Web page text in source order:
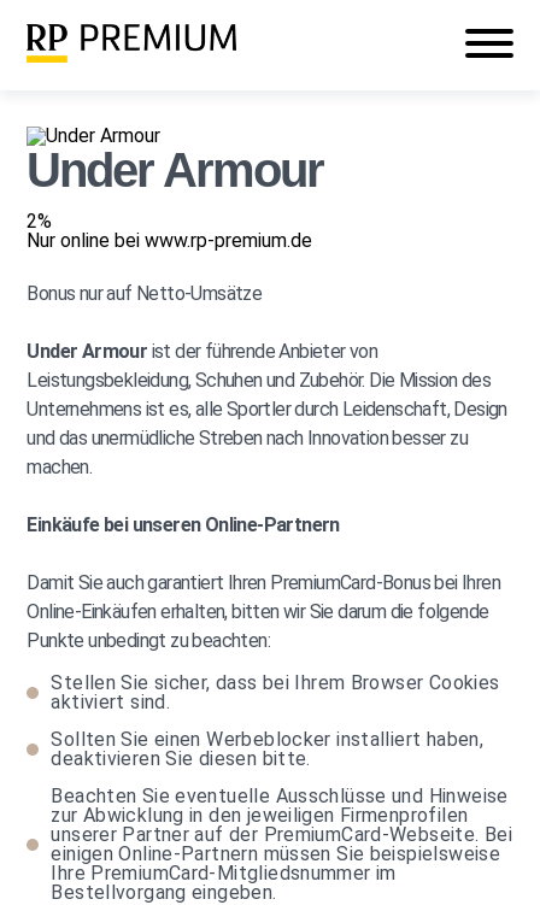
Login
Under Armour
2%
Nur online bei www.rp-premium.de
Bonus nur auf Netto-Umsätze
Under Armour ist der führende Anbieter von
Leistungsbekleidung, Schuhen und Zubehör. Die Mission des
Unternehmens ist es, alle Sportler durch Leidenschaft, Design
und das unermüdliche Streben nach Innovation besser zu
machen.
Einkäufe bei unseren Online-Partnern
Damit Sie auch garantiert Ihren PremiumCard-Bonus bei Ihren
Online-Einkäufen erhalten, bitten wir Sie darum die folgende
Punkte unbedingt zu beachten:
Stellen Sie sicher, dass bei Ihrem Browser Cookies
aktiviert sind.
Sollten Sie einen Werbeblocker installiert haben,
deaktivieren Sie diesen bitte.
Beachten Sie eventuelle Ausschlüsse und Hinweise
zur Abwicklung in den jeweiligen Firmenprofilen
unserer Partner auf der PremiumCard-Webseite. Bei
einigen Online-Partnern müssen Sie beispielsweise
Ihre PremiumCard-Mitgliedsnummer im
Bestellvorgang eingeben.